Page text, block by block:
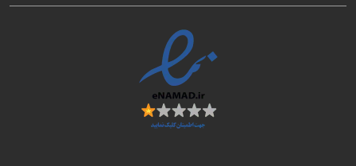
11- حل مشکل بیسباند
این دامپ قابل رایت بر روی